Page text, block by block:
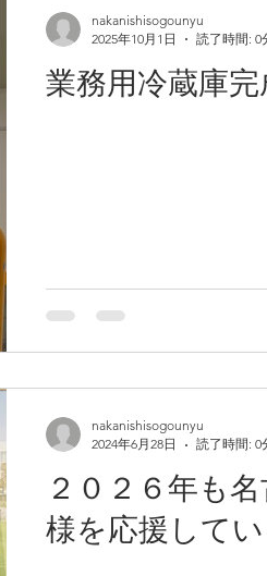
業務用冷蔵庫
nakanishisogounyu
2025年10月1日
読了時間: 0
２０２６年も
様を応援してい
nakanishisogounyu
2024年6月28日
読了時間: 0